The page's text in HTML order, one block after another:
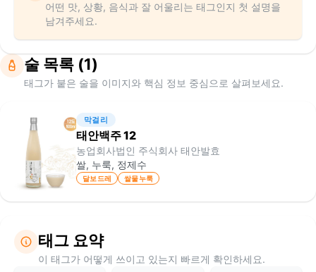
어떤 맛, 상황, 음식과 잘 어울리는 태그인지 첫 설명을
남겨주세요.
술 목록 (1)
태그가 붙은 술을 이미지와 핵심 정보 중심으로 살펴보세요.
막걸리
태안백주 12
농업회사법인 주식회사 태안발효
쌀, 누룩, 정제수
달보드레 쌀물누룩
태그 요약
이 태그가 어떻게 쓰이고 있는지 빠르게 확인하세요.